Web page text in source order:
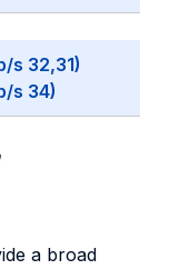
s 32,31)
s 34)
a broad